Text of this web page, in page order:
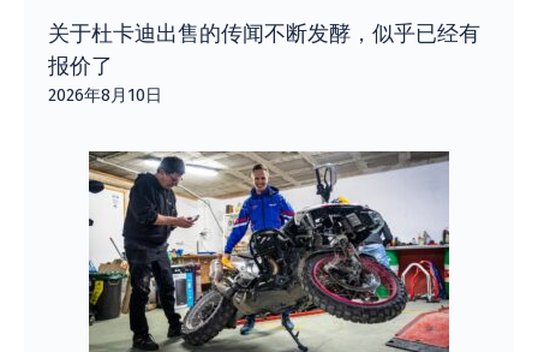
关于杜卡迪出售的传闻不断发酵，似乎已经有
报价了
2026年8月10日